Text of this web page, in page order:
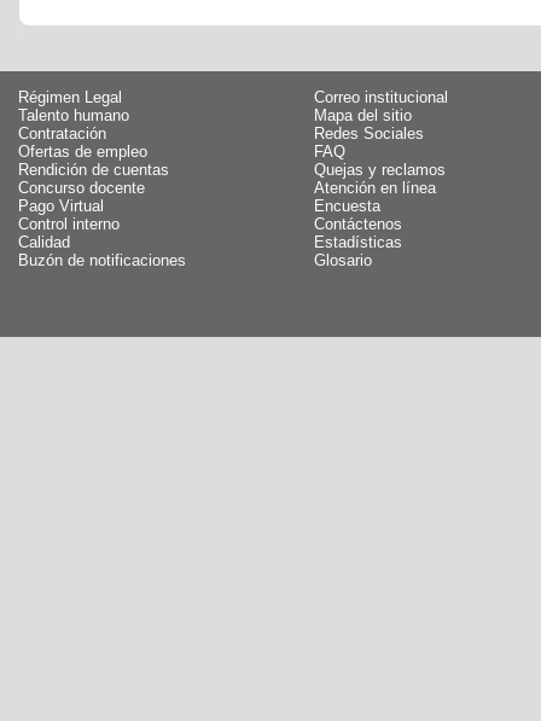
Régimen Legal
Talento humano
Contratación
Ofertas de empleo
Rendición de cuentas
Concurso docente
Pago Virtual
Control interno
Calidad
Buzón de notificaciones
Correo institucional
Mapa del sitio
Redes Sociales
FAQ
Quejas y reclamos
Atención en línea
Encuesta
Contáctenos
Estadísticas
Glosario